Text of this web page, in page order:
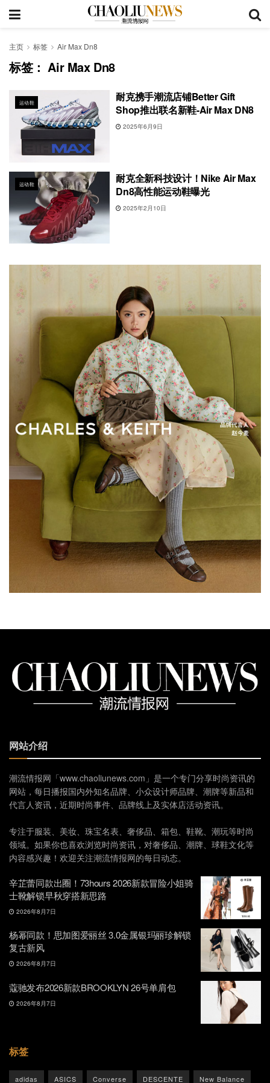
主页 标签 Air Max Dn8
标签：Air Max Dn8
运动鞋
耐克携手潮流店铺Better Gift
Shop推出联名新鞋-Air Max DN8
2025年6月9日
运动鞋
耐克全新科技设计！Nike Air Max
Dn8高性能运动鞋曝光
2025年2月10日
网站介绍
潮流情报网「www.chaoliunews.com」是一个专门分享时尚资讯的
网站，每日播报国内外知名品牌、小众设计师品牌、潮牌等新品和
代言人资讯，近期时尚事件、品牌线上及实体店活动资讯。
专注于服装、美妆、珠宝名表、奢侈品、箱包、鞋靴、潮玩等时尚
领域。如果你也喜欢浏览时尚资讯，对奢侈品、潮牌、球鞋文化等
内容感兴趣！欢迎关注潮流情报网的每日动态。
辛芷蕾同款出圈！73hours 2026新款冒险小姐骑
士靴解锁早秋穿搭新思路
2026年8月7日
杨幂同款！思加图爱丽丝 3.0金属银玛丽珍解锁
复古新风
2026年8月7日
蔻驰发布2026新款BROOKLYN 26号单肩包
2026年8月7日
标签
adidas ASICS Converse DESCENTE New Balance